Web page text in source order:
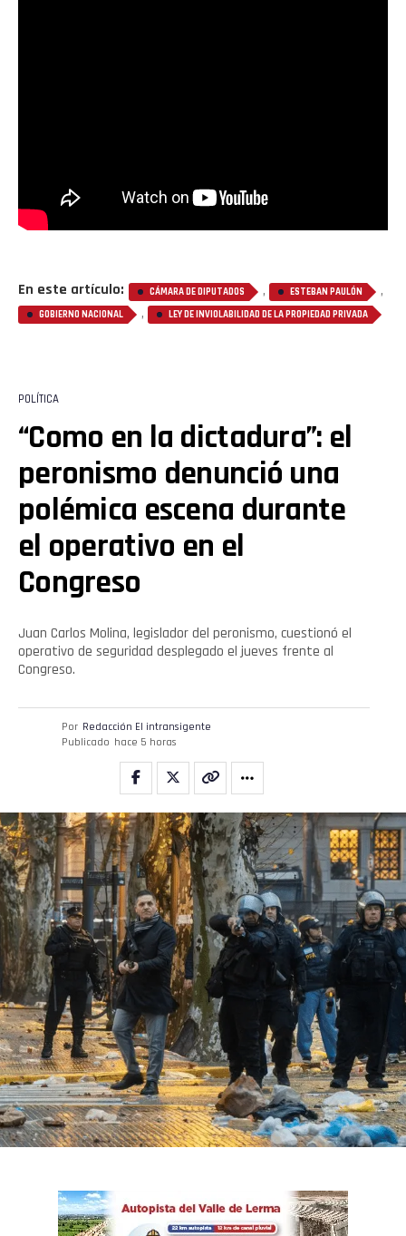
En este artículo: CÁMARA DE DIPUTADOS , ESTEBAN PAULÓN ,
GOBIERNO NACIONAL , LEY DE INVIOLABILIDAD DE LA PROPIEDAD PRIVADA
POLÍTICA
“Como en la dictadura”: el
peronismo denunció una
polémica escena durante
el operativo en el
Congreso
Juan Carlos Molina, legislador del peronismo, cuestionó el
operativo de seguridad desplegado el jueves frente al
Congreso.
Por Redacción El intransigente
Publicado hace 5 horas